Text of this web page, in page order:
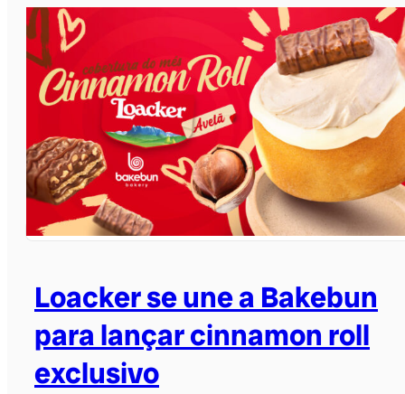
Loacker se une a Bakebun
para lançar cinnamon roll
exclusivo